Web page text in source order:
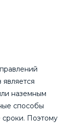
наземным
способы
сроки. Поэтому